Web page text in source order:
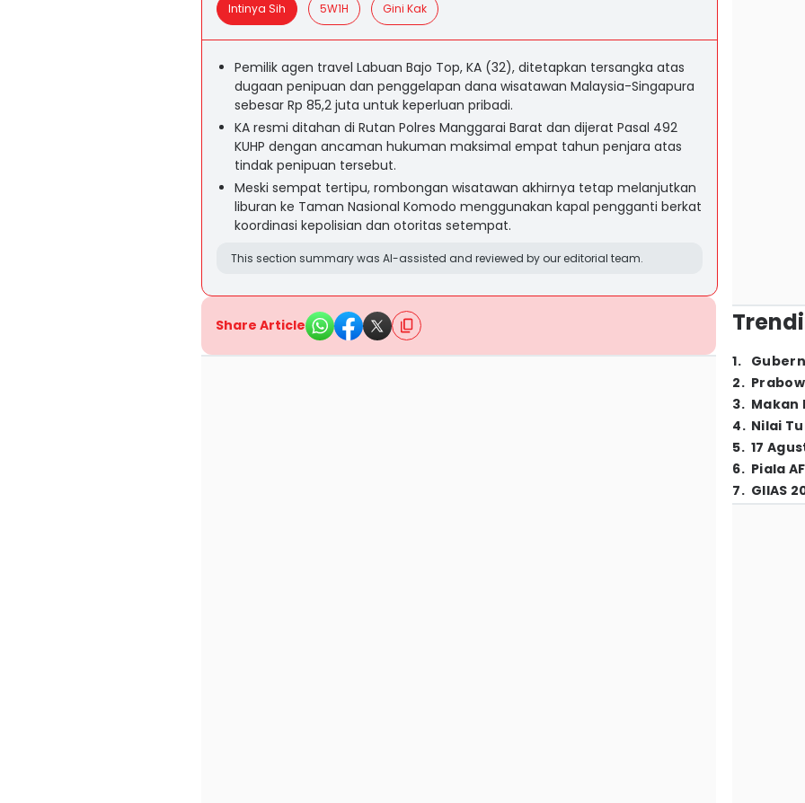
Intinya Sih 5W1H Gini Kak
Pemilik agen travel Labuan Bajo Top, KA (32), ditetapkan tersangka atas
dugaan penipuan dan penggelapan dana wisatawan Malaysia-Singapura
sebesar Rp 85,2 juta untuk keperluan pribadi.
KA resmi ditahan di Rutan Polres Manggarai Barat dan dijerat Pasal 492
KUHP dengan ancaman hukuman maksimal empat tahun penjara atas
tindak penipuan tersebut.
Meski sempat tertipu, rombongan wisatawan akhirnya tetap melanjutkan
liburan ke Taman Nasional Komodo menggunakan kapal pengganti berkat
koordinasi kepolisian dan otoritas setempat.
This section summary was AI-assisted and reviewed by our editorial team.
Share Article
1.
2.
3. Makan
4. Nilai
5. 17
6. Piala
7. GIIAS